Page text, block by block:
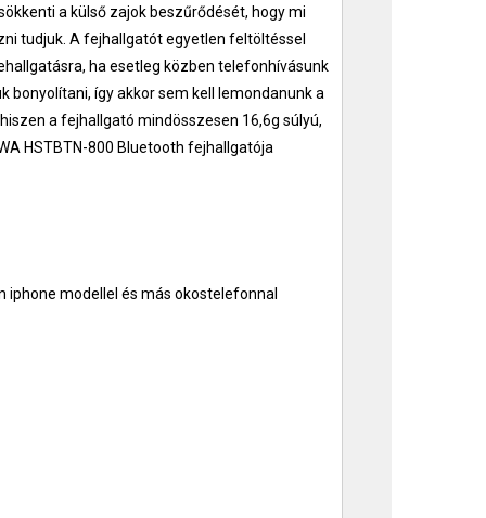
a külső zajok beszűrődését, hogy mi
tudjuk. A fejhallgatót egyetlen feltöltéssel
ha esetleg közben telefonhívásunk
így akkor sem kell lemondanunk a
a fejhallgató mindösszesen 16,6g súlyú,
HSTBTN-800 Bluetooth fejhallgatója
modellel és más okostelefonnal